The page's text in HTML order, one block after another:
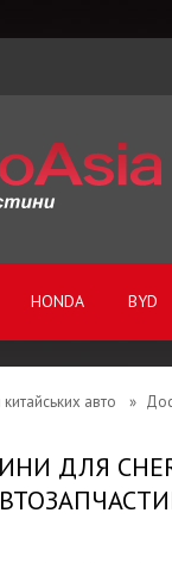
HONDA BYD
авто »
ДЛЯ